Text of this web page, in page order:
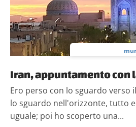
Iran, appuntamento con
Ero perso con lo sguardo verso
lo sguardo nell'orizzonte, tutto
uguale; poi ho scoperto una...